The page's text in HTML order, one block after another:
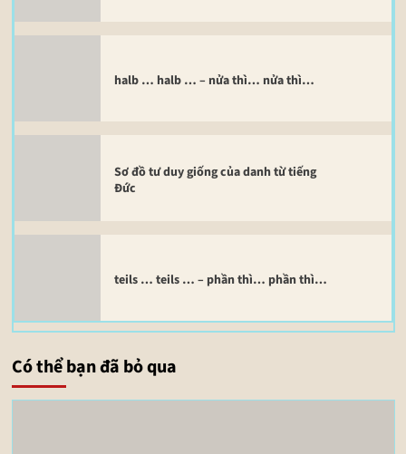
halb … halb … – nửa thì… nửa thì…
Sơ đồ tư duy giống của danh từ tiếng
Đức
teils … teils … – phần thì… phần thì…
Có thể bạn đã bỏ qua